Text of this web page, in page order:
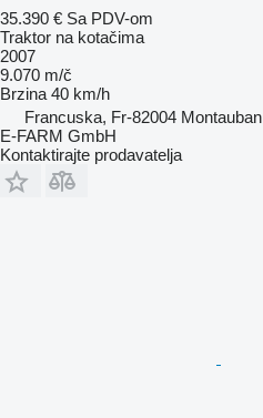
35.390 € Sa PDV-om
Traktor na kotačima
2007
9.070 m/č
Brzina 40 km/h
Francuska, Fr-82004 Montauban
E-FARM GmbH
Kontaktirajte prodavatelja